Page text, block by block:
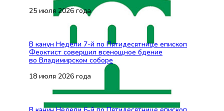
25 июля 2026 года
В канун Недели 7-й по Пятидесятнице епископ
Феоктист совершил всенощное бдение
во Владимирском соборе
18 июля 2026 года